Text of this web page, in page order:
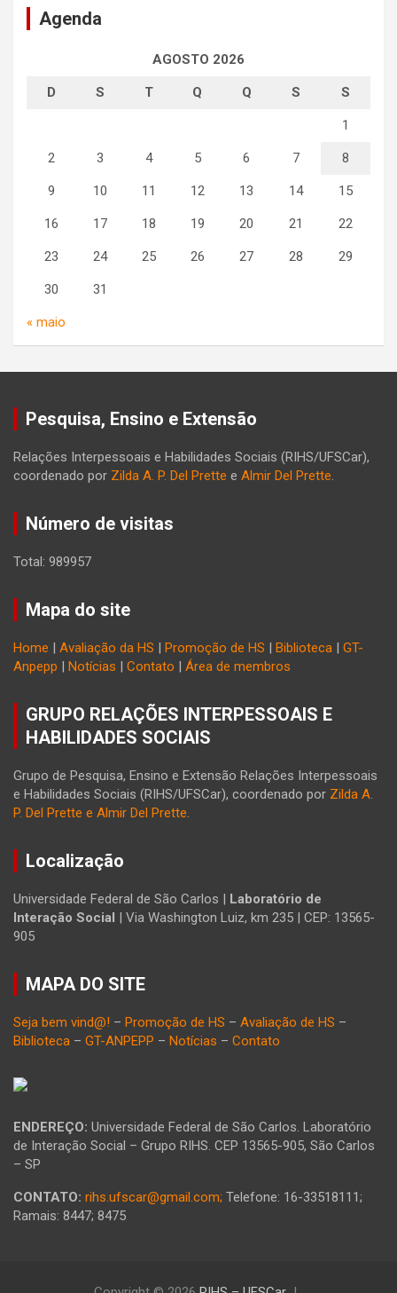
Agenda
AGOSTO 2026
D S T Q Q S S
1
2 3 4 5 6 7 8
9 10 11 12 13 14 15
16 17 18 19 20 21 22
23 24 25 26 27 28 29
30 31
« maio
Pesquisa, Ensino e Extensão
Relações Interpessoais e Habilidades Sociais (RIHS/UFSCar),
coordenado por Zilda A. P. Del Prette e Almir Del Prette.
Número de visitas
Total: 989957
Mapa do site
Home | Avaliação da HS | Promoção de HS | Biblioteca | GT-
Anpepp | Notícias | Contato | Área de membros
GRUPO RELAÇÕES INTERPESSOAIS E
HABILIDADES SOCIAIS
Grupo de Pesquisa, Ensino e Extensão Relações Interpessoais
e Habilidades Sociais (RIHS/UFSCar), coordenado por Zilda A.
P. Del Prette e Almir Del Prette.
Localização
Universidade Federal de São Carlos | Laboratório de
Interação Social | Via Washington Luiz, km 235 | CEP: 13565-
905
MAPA DO SITE
Seja bem vind@! – Promoção de HS – Avaliação de HS –
Biblioteca – GT-ANPEPP – Notícias – Contato
ENDEREÇO: Universidade Federal de São Carlos. Laboratório
de Interação Social – Grupo RIHS. CEP 13565-905, São Carlos
– SP
CONTATO: rihs.ufscar@gmail.com; Telefone: 16-33518111;
Ramais: 8447; 8475